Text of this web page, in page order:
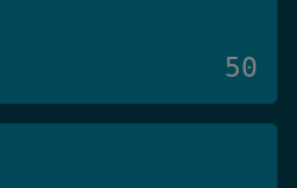
50